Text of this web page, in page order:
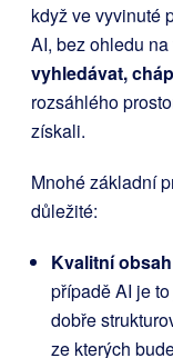
když ve vyvinuté
AI, bez ohledu
vyhledávat,
rozsáhlého
získali.
Mnohé základní
důležité:
Kvalitní
případě AI je
dobře
ze kterých